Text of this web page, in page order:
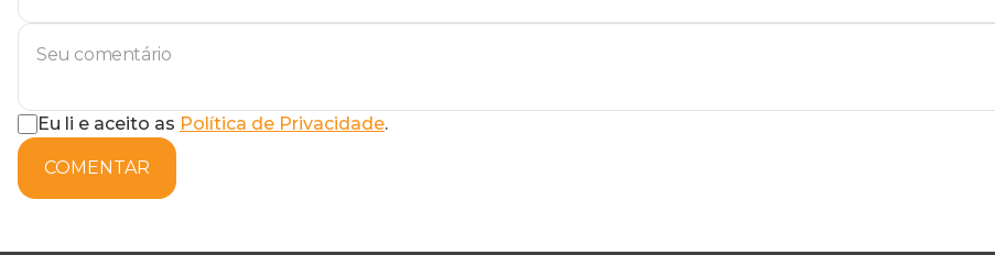
Eu li e aceito as Política de Privacidade.
COMENTAR